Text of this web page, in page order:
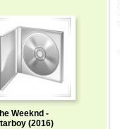
Weeknd -
(2016)